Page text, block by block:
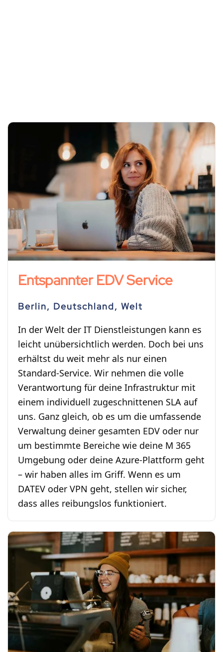
Entspannter EDV Service
Berlin, Deutschland, Welt
In der Welt der IT Dienstleistungen kann es
leicht unübersichtlich werden. Doch bei uns
erhältst du weit mehr als nur einen
Standard-Service. Wir nehmen die volle
Verantwortung für deine Infrastruktur mit
einem individuell zugeschnittenen SLA auf
uns. Ganz gleich, ob es um die umfassende
Verwaltung deiner gesamten EDV oder nur
um bestimmte Bereiche wie deine M 365
Umgebung oder deine Azure-Plattform geht
– wir haben alles im Griff. Wenn es um
DATEV oder VPN geht, stellen wir sicher,
dass alles reibungslos funktioniert.